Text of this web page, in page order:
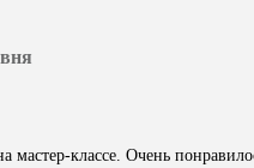
мастер-классе. Очень